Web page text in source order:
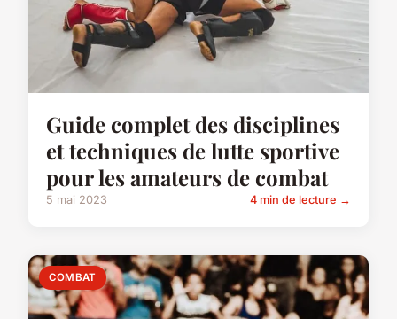
Guide complet des disciplines
et techniques de lutte sportive
pour les amateurs de combat
5 mai 2023 4 min de lecture →
COMBAT